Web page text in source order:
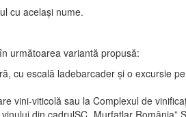
cu acelaşi nume.
următoarea variantă propusă:
cu escală ladebarcader şi o excursie
vini-viticolă sau la Complexul de
din cadrulSC „Murfatlar România”